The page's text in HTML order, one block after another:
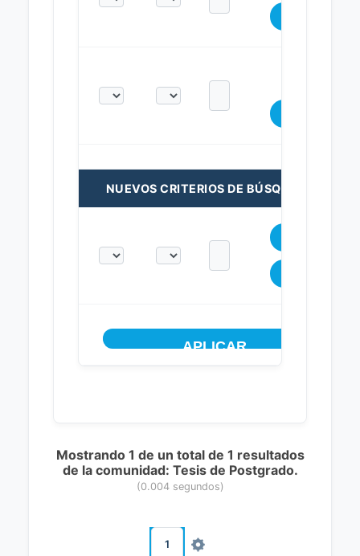
NUEVOS CRITERIOS DE BÚSQUEDA:
Mostrando 1 de un total de 1 resultados
de la comunidad: Tesis de Postgrado.
(0.004 segundos)
1